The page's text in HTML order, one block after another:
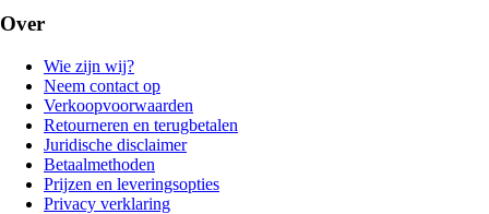
Over
Wie zijn wij?
Neem contact op
Verkoopvoorwaarden
Retourneren en terugbetalen
Juridische disclaimer
Betaalmethoden
Prijzen en leveringsopties
Privacy verklaring